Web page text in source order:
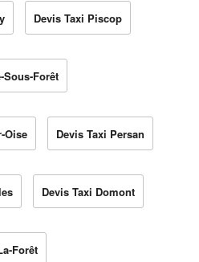
Devis Taxi Piscop
Sous-Forêt
Oise Devis Taxi Persan
Devis Taxi Domont
Forêt